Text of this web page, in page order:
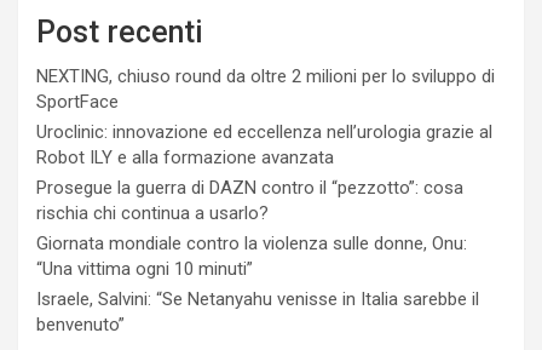
Post recenti
NEXTING, chiuso round da oltre 2 milioni per lo sviluppo di
SportFace
Uroclinic: innovazione ed eccellenza nell’urologia grazie al
Robot ILY e alla formazione avanzata
Prosegue la guerra di DAZN contro il “pezzotto”: cosa
rischia chi continua a usarlo?
Giornata mondiale contro la violenza sulle donne, Onu:
“Una vittima ogni 10 minuti”
Israele, Salvini: “Se Netanyahu venisse in Italia sarebbe il
benvenuto”